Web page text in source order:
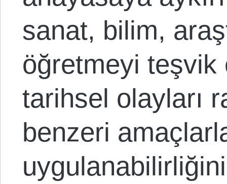
sanat, bilim,
öğretmeyi
tarihsel olayları
benzeri